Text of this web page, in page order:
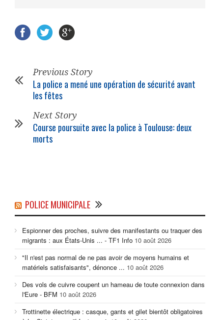
Previous Story
La police a mené une opération de sécurité avant
les fêtes
Next Story
Course poursuite avec la police à Toulouse: deux
morts
POLICE MUNICIPALE
Espionner des proches, suivre des manifestants ou traquer des
migrants : aux États-Unis ... - TF1 Info 10 août 2026
"Il n'est pas normal de ne pas avoir de moyens humains et
matériels satisfaisants", dénonce ... 10 août 2026
Des vols de cuivre coupent un hameau de toute connexion dans
l'Eure - BFM 10 août 2026
Trottinette électrique : casque, gants et gilet bientôt obligatoires